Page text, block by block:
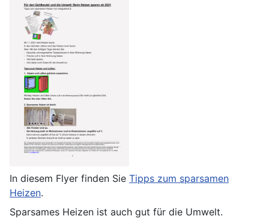
In diesem Flyer finden Sie Tipps zum sparsamen
Heizen.
Sparsames Heizen ist auch gut für die Umwelt.